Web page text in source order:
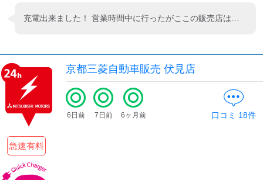
京都三菱自動車販売 伏見店
急速有料
6日前 7日前 6ヶ月前 口コミ 18件